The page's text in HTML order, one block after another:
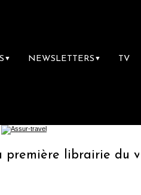
▼ NEWSLETTERS ▼ TV
librairie du